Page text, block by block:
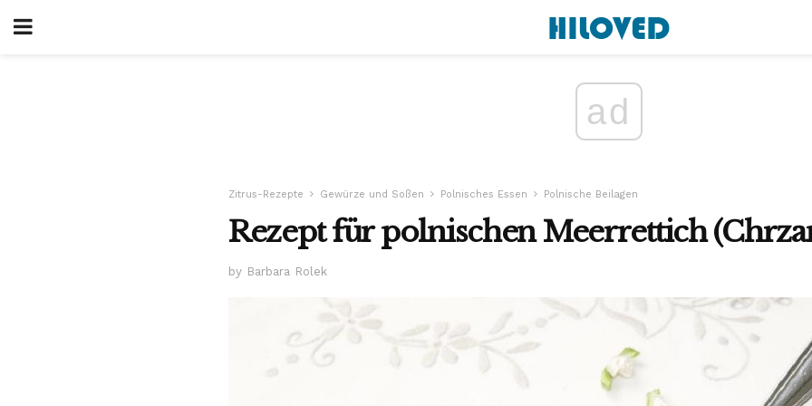
ad
Zitrus-Rezepte Gewürze und Soßen Polnisches Essen Polnische Beilagen
Rezept für polnischen Meerrettich
by Barbara Rolek